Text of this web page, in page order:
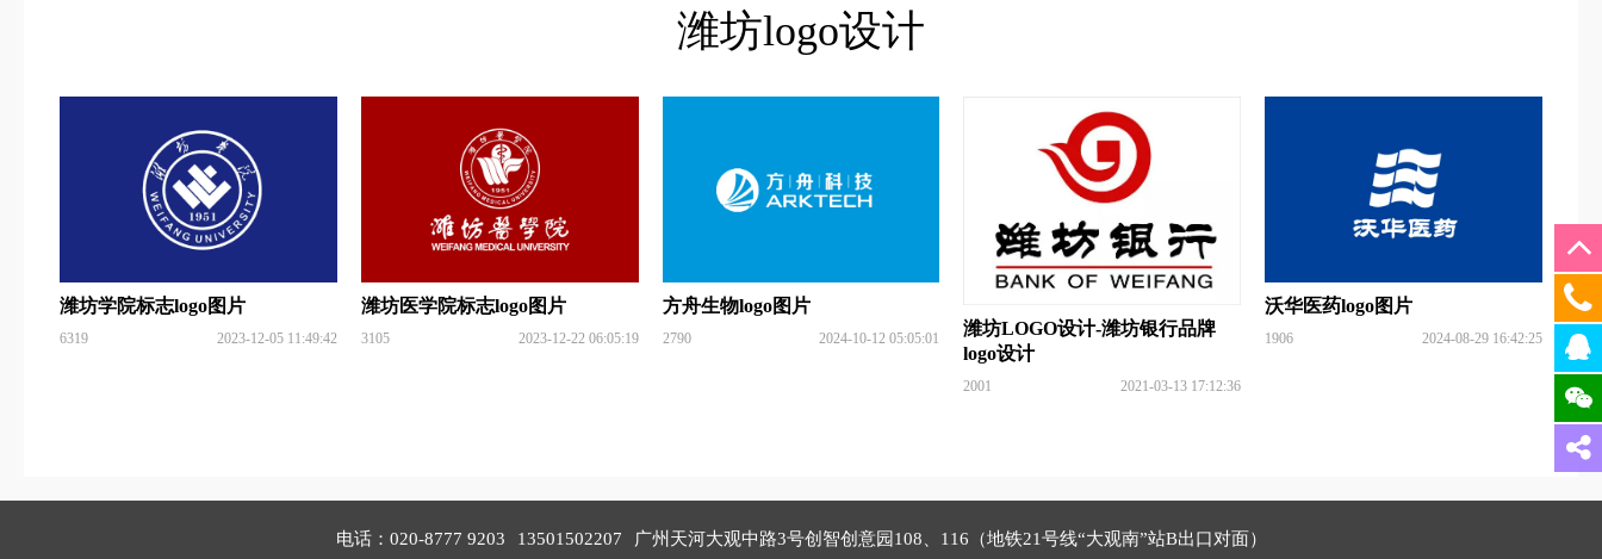
潍坊logo设计
潍坊学院标志logo图片
6319 2023-12-05 11:49:42
潍坊医学院标志logo图片
3105 2023-12-22 06:05:19
方舟生物logo图片
2790 2024-10-12 05:05:01
潍坊LOGO设计-潍坊银行品牌
logo设计
2001 2021-03-13 17:12:36
沃华医药logo图片
1906 2024-08-29 16:42:25
电话：020-8777 9203 13501502207 广州天河大观中路3号创智创意园108、116（地铁21号线“大观南”站B出口对面）